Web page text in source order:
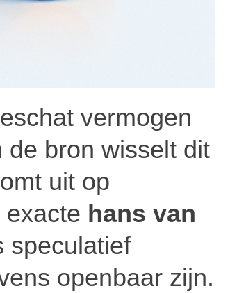
vermogen
de bron wisselt dit
uit op
hans van
speculatief
openbaar zijn.